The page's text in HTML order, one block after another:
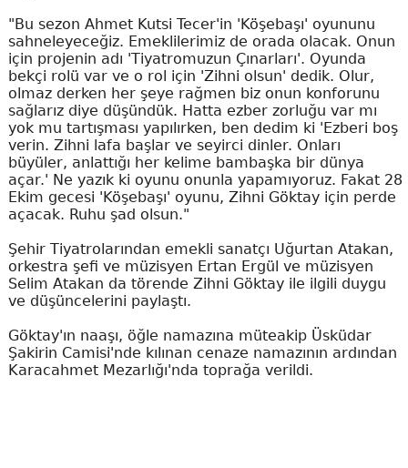
"Bu sezon Ahmet Kutsi Tecer'in 'Köşebaşı' oyununu
sahneleyeceğiz. Emeklilerimiz de orada olacak. Onun
için projenin adı 'Tiyatromuzun Çınarları'. Oyunda
bekçi rolü var ve o rol için 'Zihni olsun' dedik. Olur,
olmaz derken her şeye rağmen biz onun konforunu
sağlarız diye düşündük. Hatta ezber zorluğu var mı
yok mu tartışması yapılırken, ben dedim ki 'Ezberi boş
verin. Zihni lafa başlar ve seyirci dinler. Onları
büyüler, anlattığı her kelime bambaşka bir dünya
açar.' Ne yazık ki oyunu onunla yapamıyoruz. Fakat 28
Ekim gecesi 'Köşebaşı' oyunu, Zihni Göktay için perde
açacak. Ruhu şad olsun."
Şehir Tiyatrolarından emekli sanatçı Uğurtan Atakan,
orkestra şefi ve müzisyen Ertan Ergül ve müzisyen
Selim Atakan da törende Zihni Göktay ile ilgili duygu
ve düşüncelerini paylaştı.
Göktay'ın naaşı, öğle namazına müteakip Üsküdar
Şakirin Camisi'nde kılınan cenaze namazının ardından
Karacahmet Mezarlığı'nda toprağa verildi.